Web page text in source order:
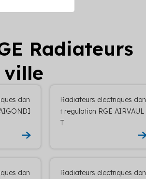
Radiateurs
don
Radiateurs electriques don
t regulation RGE AIRVAUL
T
don
Radiateurs electriques don